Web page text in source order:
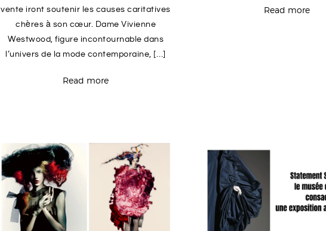
vente iront soutenir les causes caritatives
chères à son cœur. Dame Vivienne
Westwood, figure incontournable dans
l’univers de la mode contemporaine, […]
Read more
Read more